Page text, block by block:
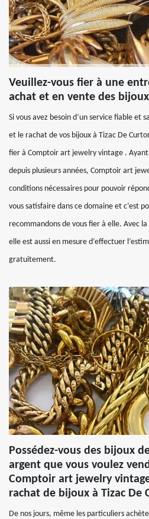
Veuillez-vous fier à une
achat et en vente des
Si vous avez besoin d’un service fiable et
et le rachat de vos bijoux à Tizac De
fier à Comptoir art jewelry vintage .
depuis plusieurs années, Comptoir art
conditions nécessaires pour pouvoir
vous satisfaire dans ce domaine et c’est
recommandons de vous fier à elle. Avec
elle est aussi en mesure d’effectuer
gratuitement.
Possédez-vous des bijoux
argent que vous voulez
Comptoir art jewelry
rachat de bijoux à Tizac De
De nos jours, même les particuliers